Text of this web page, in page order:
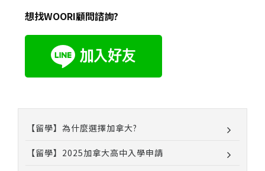
想找WOORI顧問諮詢?
【留學】為什麼選擇加拿大?
【留學】2025加拿大高中入學申請